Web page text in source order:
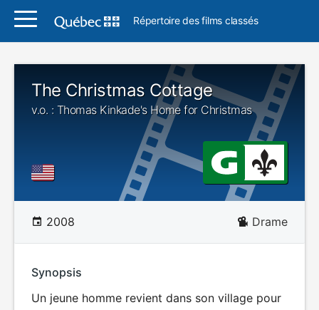
Répertoire des films classés
The Christmas Cottage
v.o. : Thomas Kinkade's Home for Christmas
2008 Drame
Synopsis
Un jeune homme revient dans son village pour